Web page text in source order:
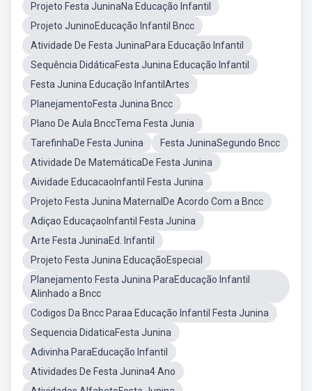
Projeto Festa JuninaNa Educação Infantil
Projeto JuninoEducação Infantil Bncc
Atividade De Festa JuninaPara Educação Infantil
Sequência DidáticaFesta Junina Educação Infantil
Festa Junina Educação InfantilArtes
PlanejamentoFesta Junina Bncc
Plano De Aula BnccTema Festa Junia
TarefinhaDe Festa Junina
Festa JuninaSegundo Bncc
Atividade De MatemáticaDe Festa Junina
Aividade EducacaoInfantil Festa Junina
Projeto Festa Junina MaternalDe Acordo Com a Bncc
Adiçao EducaçaoInfantil Festa Junina
Arte Festa JuninaEd. Infantil
Projeto Festa Junina EducaçãoEspecial
Planejamento Festa Junina ParaEducação Infantil
Alinhado a Bncc
Codigos Da Bncc Paraa Educação Infantil Festa Junina
Sequencia DidaticaFesta Junina
Adivinha ParaEducação Infantil
Atividades De Festa Junina4 Ano